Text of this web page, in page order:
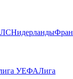
Нидерланды
УЕФАЛига